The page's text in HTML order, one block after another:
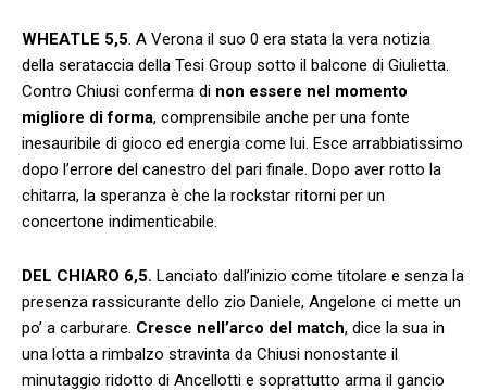
WHEATLE 5,5. A Verona il suo 0 era stata la vera notizia
della serataccia della Tesi Group sotto il balcone di Giulietta.
Contro Chiusi conferma di non essere nel momento
migliore di forma, comprensibile anche per una fonte
inesauribile di gioco ed energia come lui. Esce arrabbiatissimo
dopo l’errore del canestro del pari finale. Dopo aver rotto la
chitarra, la speranza è che la rockstar ritorni per un
concertone indimenticabile.
DEL CHIARO 6,5. Lanciato dall’inizio come titolare e senza la
presenza rassicurante dello zio Daniele, Angelone ci mette un
po’ a carburare. Cresce nell’arco del match, dice la sua in
una lotta a rimbalzo stravinta da Chiusi nonostante il
minutaggio ridotto di Ancellotti e soprattutto arma il gancio